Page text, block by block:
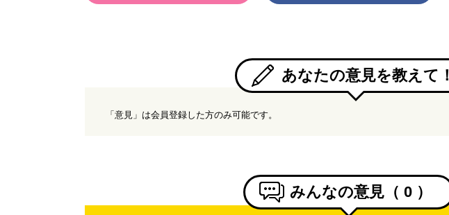
あなたの意見を教えて！
「意見」は会員登録した方のみ可能です。
みんなの意見（ 0 ）